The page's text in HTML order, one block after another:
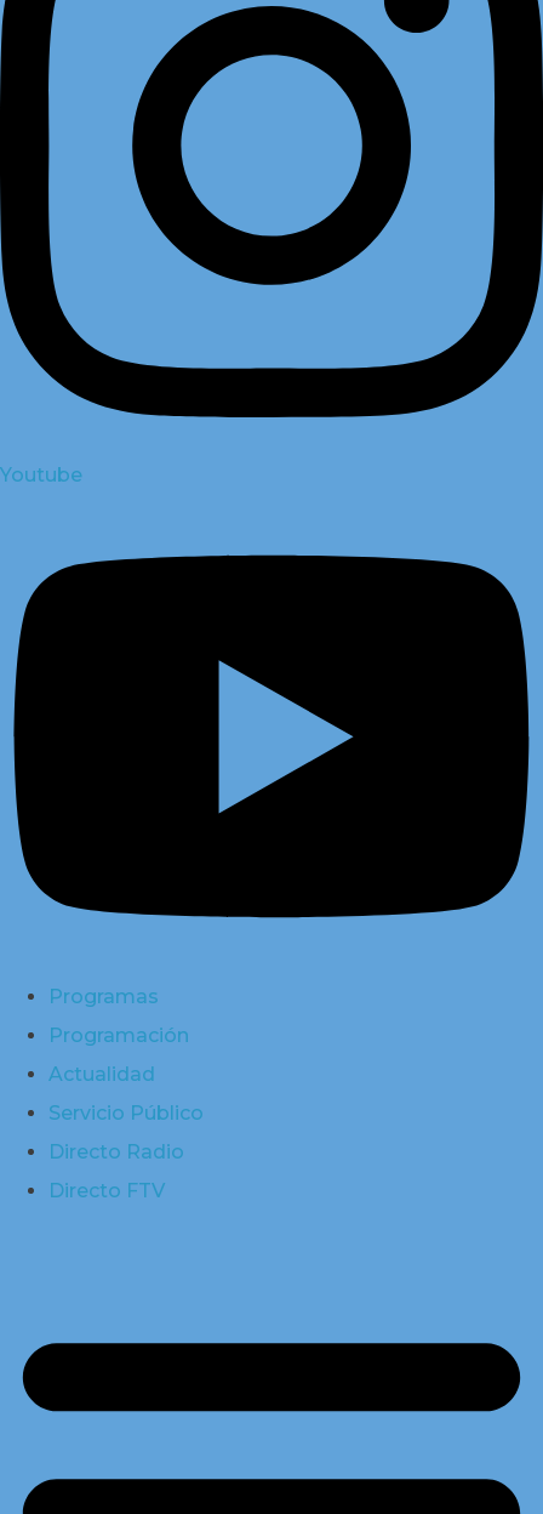
Youtube
Programas
Programación
Actualidad
Servicio Público
Directo Radio
Directo FTV